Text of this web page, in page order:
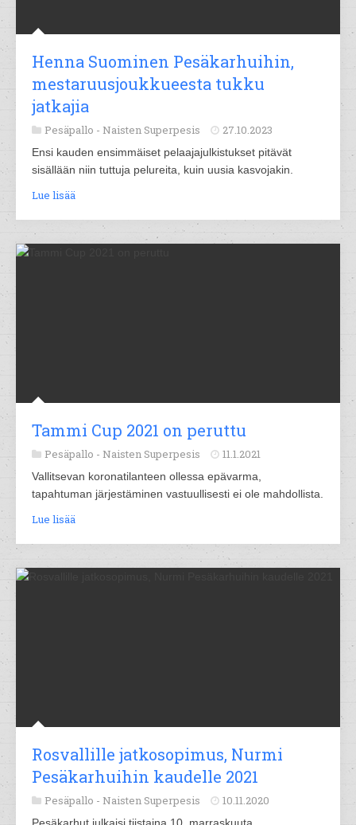
Henna Suominen Pesäkarhuihin,
mestaruusjoukkueesta tukku
jatkajia
Pesäpallo - Naisten Superpesis 27.10.2023
Ensi kauden ensimmäiset pelaajajulkistukset pitävät
sisällään niin tuttuja pelureita, kuin uusia kasvojakin.
Lue lisää
Tammi Cup 2021 on peruttu
Pesäpallo - Naisten Superpesis 11.1.2021
Vallitsevan koronatilanteen ollessa epävarma,
tapahtuman järjestäminen vastuullisesti ei ole mahdollista.
Lue lisää
Rosvallille jatkosopimus, Nurmi
Pesäkarhuihin kaudelle 2021
Pesäpallo - Naisten Superpesis 10.11.2020